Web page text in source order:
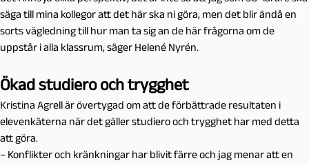
säga till mina kollegor att det här ska ni göra, men det blir ändå en
sorts vägledning till hur man ta sig an de här frågorna om de
uppstår i alla klassrum, säger Helené Nyrén.
Ökad studiero och trygghet
Kristina Agrell är övertygad om att de förbättrade resultaten i
elevenkäterna när det gäller studiero och trygghet har med detta
att göra.
– Konflikter och kränkningar har blivit färre och jag menar att en